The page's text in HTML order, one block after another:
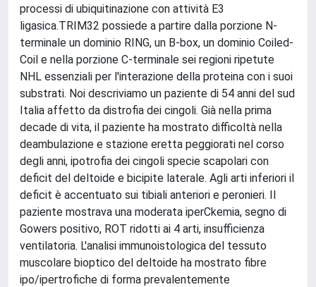
processi di ubiquitinazione con attività E3
ligasica.TRIM32 possiede a partire dalla porzione N-
terminale un dominio RING, un B-box, un dominio Coiled-
Coil e nella porzione C-terminale sei regioni ripetute
NHL essenziali per l'interazione della proteina con i suoi
substrati. Noi descriviamo un paziente di 54 anni del sud
Italia affetto da distrofia dei cingoli. Già nella prima
decade di vita, il paziente ha mostrato difficoltà nella
deambulazione e stazione eretta peggiorati nel corso
degli anni, ipotrofia dei cingoli specie scapolari con
deficit del deltoide e bicipite laterale. Agli arti inferiori il
deficit è accentuato sui tibiali anteriori e peronieri. Il
paziente mostrava una moderata iperCkemia, segno di
Gowers positivo, ROT ridotti ai 4 arti, insufficienza
ventilatoria. L'analisi immunoistologica del tessuto
muscolare bioptico del deltoide ha mostrato fibre
ipo/ipertrofiche di forma prevalentemente